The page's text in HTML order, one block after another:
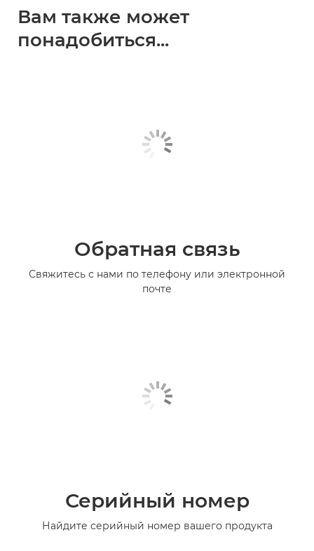
Вам также может
понадобиться...
Обратная связь
Свяжитесь с нами по телефону или электронной
почте
Серийный номер
Найдите серийный номер вашего продукта